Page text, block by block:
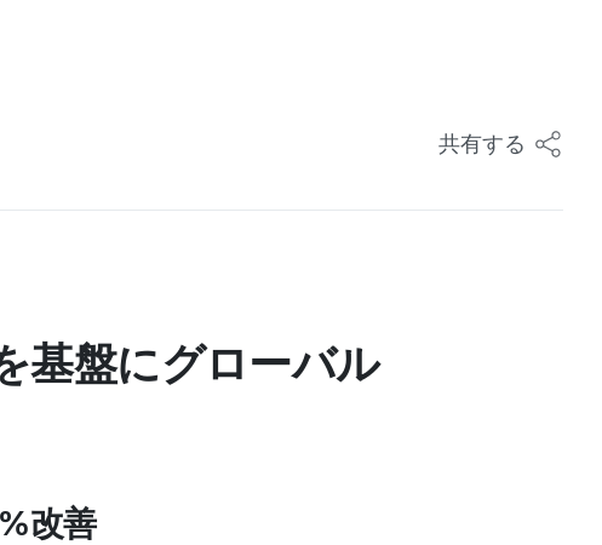
共有する
基盤にグローバル
改善